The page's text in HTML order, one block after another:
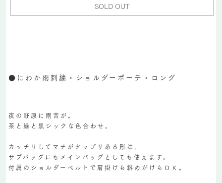
SOLD OUT
●にわか雨刺繍・ショルダーポーチ・ロング
夜の野原に雨音が。
茶と緑と黒シックな色合わせ。
カッチリしてマチがタップリある形は、
サブバッグにもメインバッグとしても使えます。
付属のショルダーベルトで肩掛けも斜めがけもＯＫ。